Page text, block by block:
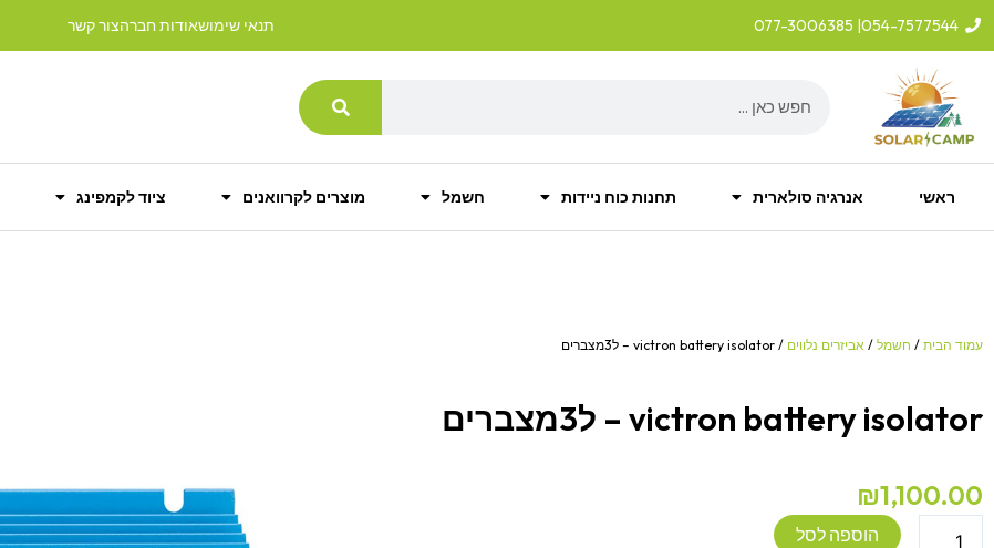
דילוג
054-7577544
| 077-3006385 תנאי שימושאודות חברהצור קשר
ראשי אנרגיה סולארית תחנות כוח ניידות חשמל מוצרים לקרוואנים ציוד לקמפינג
עמוד הבית / חשמל / אביזרים נלווים / victron battery isolator – ל3מצברים
victron battery isolator – ל3מצברים
₪1,100.00
הוספה לסל